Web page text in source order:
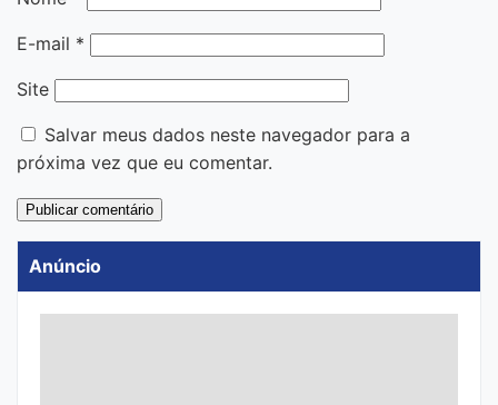
E-mail *
Site
Salvar meus dados neste navegador para a
próxima vez que eu comentar.
Anúncio